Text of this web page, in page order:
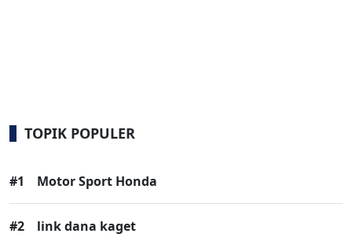
TOPIK POPULER
#1 Motor Sport Honda
#2 link dana kaget